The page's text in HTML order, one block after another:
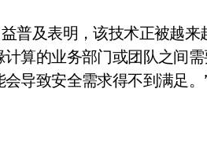
普及表明，该技术正被越
算的业务部门或团队之间
导致安全需求得不到满足。